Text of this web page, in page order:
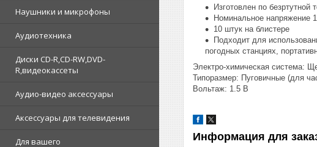
Наушники и микрофоны
Аудиотехника
Диски CD-R,CD-RW,DVD-
R,видеокассеты
Аудио-видео аксессуары
Аксессуары для телевидения
Для вашего
Изготовлен по безртутной
Номинальное напряжение
10 штук на блистере
Подходит для
погодных станциях,
Электро-химическая система:
Типоразмер: Пуговичные (для
Вольтаж: 1.5 В
Информация для